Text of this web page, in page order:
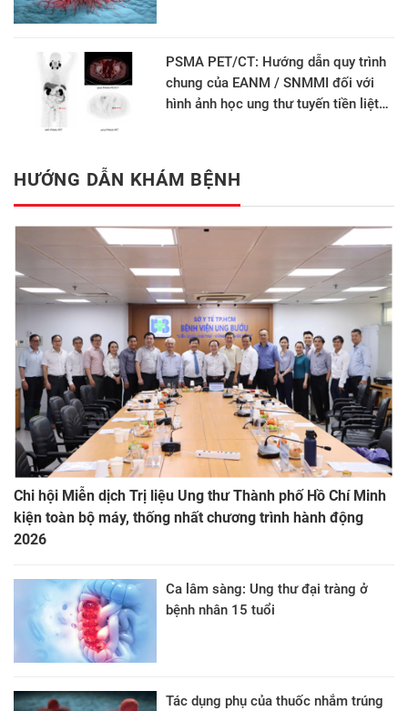
PSMA PET/CT: Hướng dẫn quy trình
chung của EANM / SNMMI đối với
hình ảnh học ung thư tuyến tiền liệt
HƯỚNG DẪN KHÁM BỆNH
Chi hội Miễn dịch Trị liệu Ung thư Thành phố Hồ Chí Minh
kiện toàn bộ máy, thống nhất chương trình hành động
2026
Ca lâm sàng: Ung thư đại tràng ở
bệnh nhân 15 tuổi
Tác dụng phụ của thuốc nhắm trúng